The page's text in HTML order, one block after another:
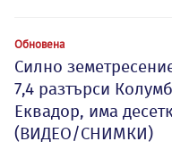
Обновена
Силно
7,4 разтърси
Еквадор, има
(ВИДЕО/СНИМКИ)